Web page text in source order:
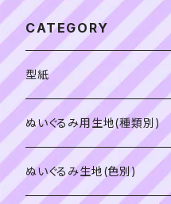
CATEGORY
型紙
書籍（紙の本）
PDFデータ（ダウンロード）
ぬいぐるみ用生地(種類別)
ソフトボア（短毛）
ぬいぐるみ生地(色別)